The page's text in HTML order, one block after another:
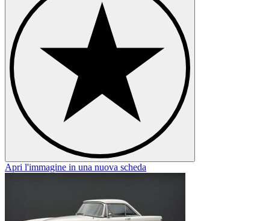
Apri l'immagine in una nuova scheda